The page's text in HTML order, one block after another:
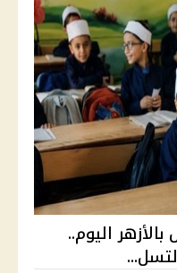
اليوم..